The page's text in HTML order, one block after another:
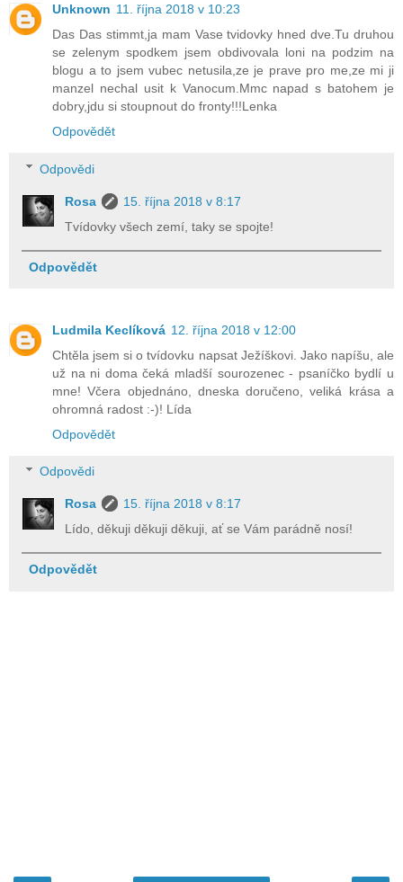
Unknown 11. října 2018 v 10:23
Das Das stimmt,ja mam Vase tvidovky hned dve.Tu druhou
se zelenym spodkem jsem obdivovala loni na podzim na
blogu a to jsem vubec netusila,ze je prave pro me,ze mi ji
manzel nechal usit k Vanocum.Mmc napad s batohem je
dobry,jdu si stoupnout do fronty!!!Lenka
Odpovědět
Odpovědi
Rosa
15. října 2018 v 8:17
Tvídovky všech zemí, taky se spojte!
Odpovědět
Ludmila Keclíková 12. října 2018 v 12:00
Chtěla jsem si o tvídovku napsat Ježíškovi. Jako napíšu, ale
už na ni doma čeká mladší sourozenec - psaníčko bydlí u
mne! Včera objednáno, dneska doručeno, veliká krása a
ohromná radost :-)! Lída
Odpovědět
Odpovědi
Rosa
15. října 2018 v 8:17
Lído, děkuji děkuji děkuji, ať se Vám parádně nosí!
Odpovědět